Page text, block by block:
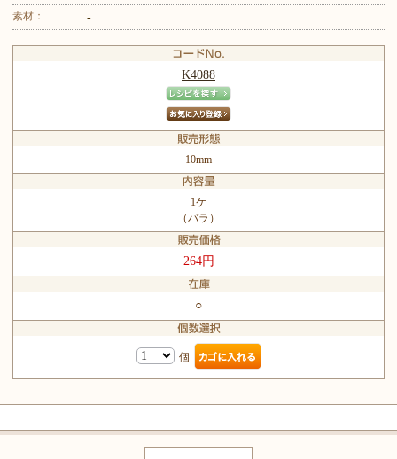
素材： -
K4088
10mm
1ケ
（バラ）
264円
○
個